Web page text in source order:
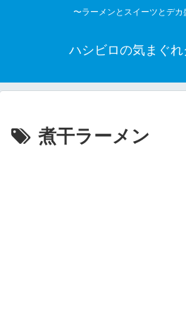
〜ラーメンとスイーツとデカ
ハシビロの気まぐ
煮干ラーメン